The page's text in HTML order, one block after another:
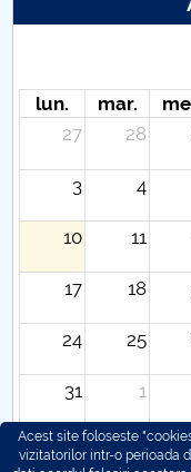
lun. mar.
27
28
3 4
10 11
17 18
24 25
31 1
Acest site foloseste
vizitatorilor intr-o perioada